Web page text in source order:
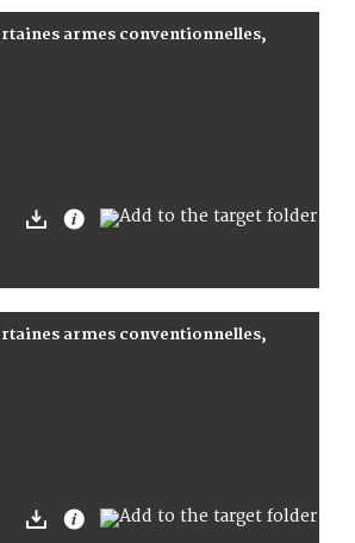
armes conventionnelles,
armes conventionnelles,